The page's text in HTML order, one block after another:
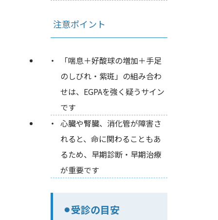
注意ポイント
「喘息＋好酸球の増加＋手足
のしびれ・紫斑」の組み合わ
せは、EGPAを強く疑うサイン
です
心臓や腎臓、消化管が障害さ
れると、命に関わることもあ
るため、早期診断・早期治療
が重要です
⚫︎受診の目安